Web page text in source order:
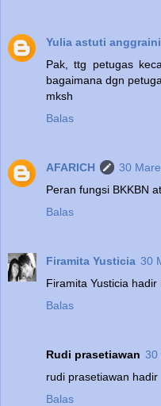
Yulia astuti anggraini
Pak, ttg petugas
bagaimana dgn
mksh
Balas
AFARICH
30
Peran fungsi BKKBN
Balas
Firamita Yusticia 30
Firamita Yusticia hadir
Balas
Rudi prasetiawan 30
rudi prasetiawan hadir
Balas